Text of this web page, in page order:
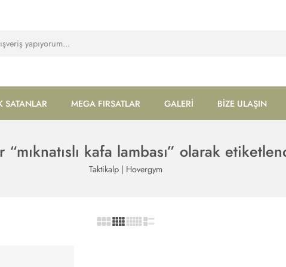
SATANLAR MEGA FIRSATLAR GALERİ BİZE ULAŞIN
“mıknatıslı kafa lambası” olarak
Taktikalp | Hovergym